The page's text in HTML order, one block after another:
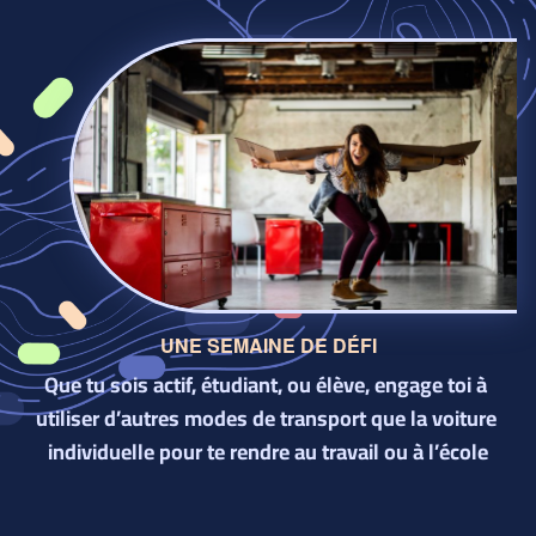
UNE SEMAINE DE DÉFI
Que tu sois actif, étudiant, ou élève, engage toi à
utiliser d’autres modes de transport que la voiture
individuelle pour te rendre au travail ou à l’école